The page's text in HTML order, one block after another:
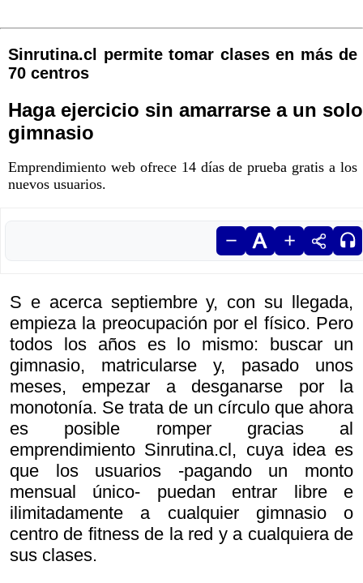
Sinrutina.cl permite tomar clases en más de
70 centros
Haga ejercicio sin amarrarse a un solo
gimnasio
Emprendimiento web ofrece 14 días de prueba gratis a los
nuevos usuarios.
S e acerca septiembre y, con su llegada,
empieza la preocupación por el físico. Pero
todos los años es lo mismo: buscar un
gimnasio, matricularse y, pasado unos
meses, empezar a desganarse por la
monotonía. Se trata de un círculo que ahora
es posible romper gracias al
emprendimiento Sinrutina.cl, cuya idea es
que los usuarios -pagando un monto
mensual único- puedan entrar libre e
ilimitadamente a cualquier gimnasio o
centro de fitness de la red y a cualquiera de
sus clases.